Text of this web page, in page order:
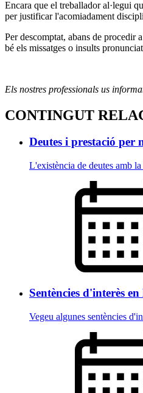
Encara que el treballador al·legui
per justificar l'acomiadament
Per descomptat, abans de
bé els missatges o insults
Els nostres professionals us
CONTINGUT
Deutes i prestació per
L'existència de deutes amb
Sentències d'interès
Vegeu algunes sentències